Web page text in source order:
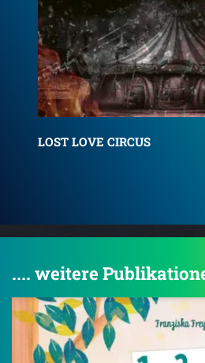
Lovers & Sinners
.... weitere